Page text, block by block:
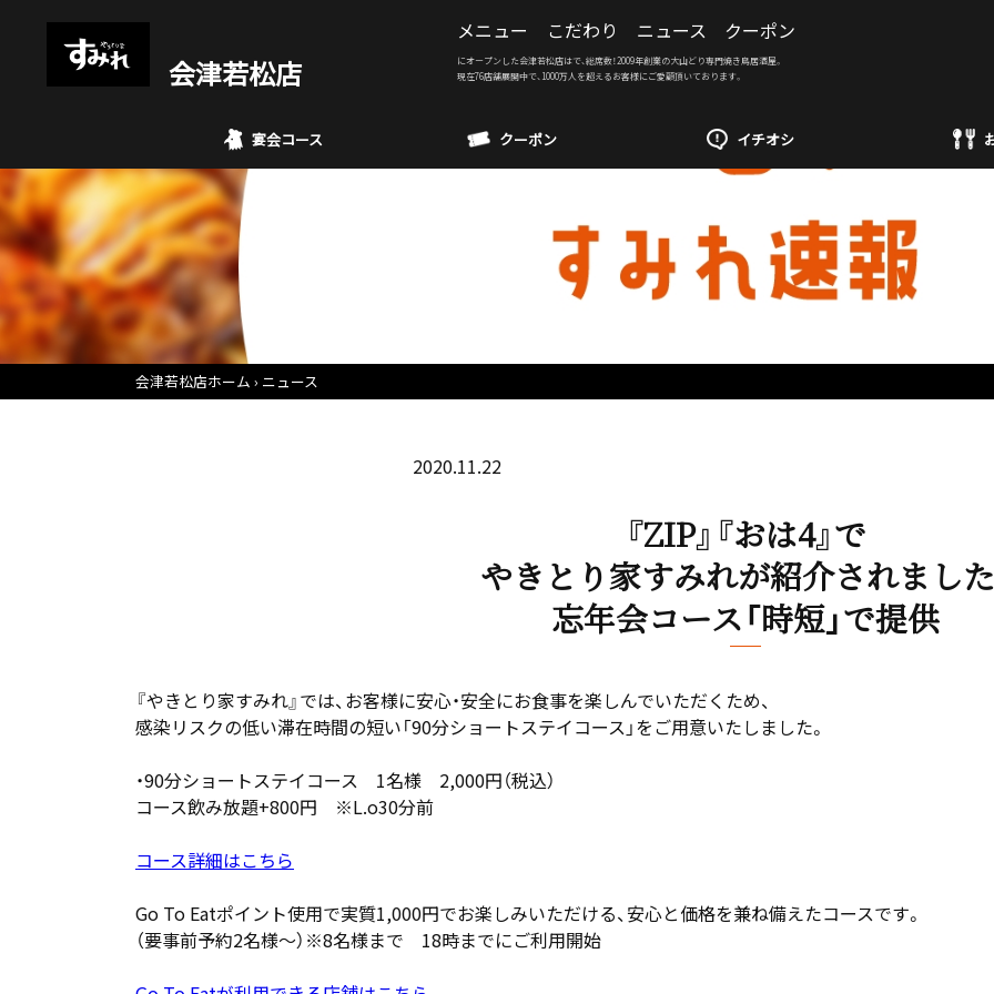
会津若松店
メニュー こだわり ニュース クーポン
にオープンした会津若松店はで、総席数！2009年創業の大山どり専門焼き鳥居酒屋。
現在76店舗展開中で、1000万人を超えるお客様にご愛顧頂いております。
宴会コース クーポン イチオシ
会津若松店ホーム ニュース
2020.11.22
『ZIP』『おは4』で
やきとり家すみれが紹介されました
忘年会コース「時短」で提供
『やきとり家すみれ』では、お客様に安心・安全にお食事を楽しんでいただくため、
感染リスクの低い滞在時間の短い「90分ショートステイコース」をご用意いたしました。
・90分ショートステイコース 1名様 2,000円（税込）
コース飲み放題+800円 ※L.o30分前
コース詳細はこちら
Go To Eatポイント使用で実質1,000円でお楽しみいただける、安心と価格を兼ね備えたコースです。
（要事前予約2名様～）※8名様まで 18時までにご利用開始